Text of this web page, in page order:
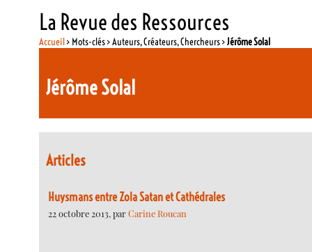
La Revue des Ressources
Accueil> Mots-clés > Auteurs, Créateurs, Chercheurs >Jérôme Solal
Jérôme Solal
Articles
Huysmans entre Zola Satan et Cathédrales
22 octobre 2013, parCarine Roucan